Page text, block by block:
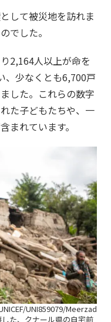
して被災地を訪れま
でした。
2,164人以上が命を
、少なくとも6,700戸
した。これらの数字
た子どもたちや、一
まれています。
UNI859079/Meerzad
た、クナール県の自宅前